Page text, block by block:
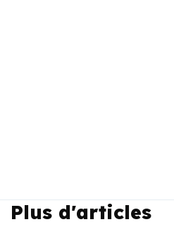
Plus d'articles